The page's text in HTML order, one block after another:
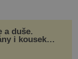
a duše.
i kousek